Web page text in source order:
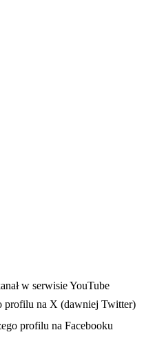
karcie
w serwisie YouTube
profilu na X (dawniej Twitter)
karcie
profilu na Facebooku